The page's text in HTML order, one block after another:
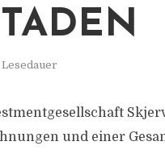
Lesedauer
und einer